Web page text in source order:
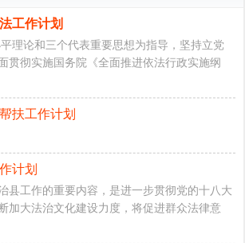
工作计划
理论和三个代表重要思想为指导，坚持立党
贯彻实施国务院《全面推进依法行政实施纲
扶工作计划
计划
县工作的重要内容，是进一步贯彻党的十八大
加大法治文化建设力度，将促进群众法律意